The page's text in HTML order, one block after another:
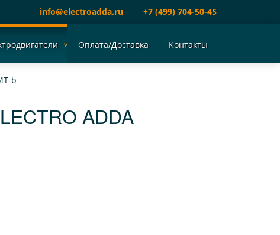
info@electroadda.ru +7 (499) 704-50-45
Оплата/Доставка Контакты
b
ADDA